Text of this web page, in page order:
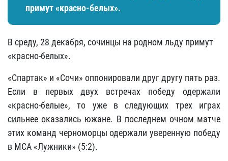
примут «красно-белых»​.
В среду, 28 декабря, сочинцы на родном льду примут
«красно-белых»​.
«Спартак» и «Сочи» оппонировали друг другу пять раз.
Если в первых двух встречах победу одержали
«красно-белые», то уже в следующих трех играх
сильнее оказались южане. В последнем очном матче
этих команд черноморцы одержали уверенную победу
в МСА «Лужники» (5:2).